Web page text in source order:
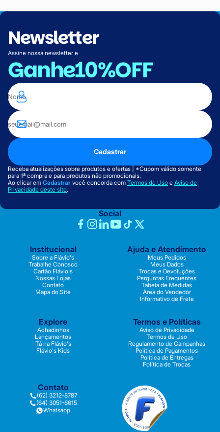
Newsletter
Assine nossa newsletter e
Ganhe10%OFF
Cadastrar
Receba atualizações sobre produtos e ofertas | *Cupom válido somente
para 1ª compra e para produtos não promocionais.
Ao clicar em Cadastrar você concorda com Termos de Uso e Aviso de
Privacidade deste site.
Social
Institucional
Sobre a Flávio's
Trabalhe Conosco
Cartão Flávio's
Nossas Lojas
Contato
Mapa do Site
Ajuda e Atendimento
Meus Pedidos
Meus Dados
Trocas e Devoluções
Perguntas Frequentes
Tabela de Medidas
Área do Vendedor
Informativo de Frete
Explore
Achadinhos
Lançamentos
Tá na Flávio's
Flávio's Kids
Termos e Políticas
Aviso de Privacidade
Termos de Uso
Regulamento de Campanhas
Política de Pagamentos
Política de Entregas
Política de Trocas
Contato
(62) 3212-8787
(64) 3051-6615
Whatsapp